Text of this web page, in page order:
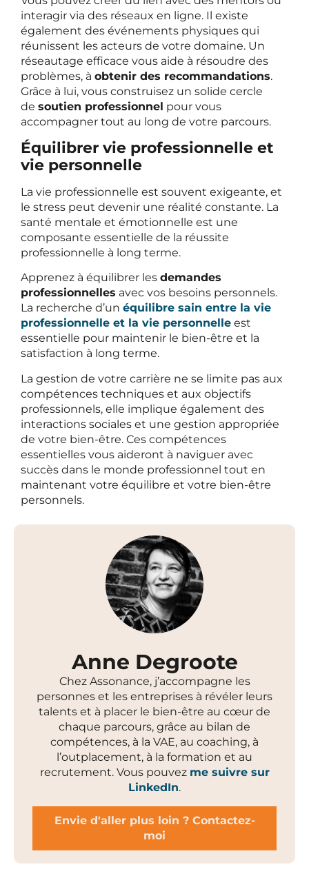
interagir via des réseaux en ligne. Il existe
également des événements physiques qui
réunissent les acteurs de votre domaine. Un
réseautage efficace vous aide à résoudre des
problèmes, à obtenir des recommandations.
Grâce à lui, vous construisez un solide cercle
de soutien professionnel pour vous
accompagner tout au long de votre parcours.
Équilibrer vie professionnelle et
vie personnelle
La vie professionnelle est souvent exigeante, et
le stress peut devenir une réalité constante. La
santé mentale et émotionnelle est une
composante essentielle de la réussite
professionnelle à long terme.
Apprenez à équilibrer les demandes
professionnelles avec vos besoins personnels.
La recherche d’un équilibre sain entre la vie
professionnelle et la vie personnelle est
essentielle pour maintenir le bien-être et la
satisfaction à long terme.
La gestion de votre carrière ne se limite pas aux
compétences techniques et aux objectifs
professionnels, elle implique également des
interactions sociales et une gestion appropriée
de votre bien-être. Ces compétences
essentielles vous aideront à naviguer avec
succès dans le monde professionnel tout en
maintenant votre équilibre et votre bien-être
personnels.
Anne Degroote
Chez Assonance, j’accompagne les
personnes et les entreprises à révéler leurs
talents et à placer le bien-être au cœur de
chaque parcours, grâce au bilan de
compétences, à la VAE, au coaching, à
l’outplacement, à la formation et au
recrutement. Vous pouvez me suivre sur
LinkedIn.
Envie d'aller plus loin ? Contactez-
moi